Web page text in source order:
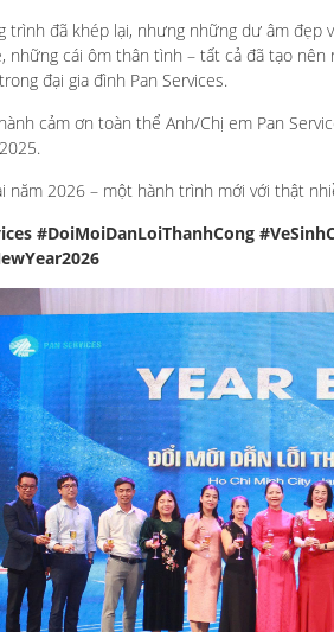
trình đã khép lại, nhưng những dư âm đẹp
những cái ôm thân tình – tất cả đã tạo
đại gia đình Pan Services.
cảm ơn toàn thể Anh/Chị em Pan
năm 2026 – một hành trình mới với thật
#DoiMoiDanLoiThanhCong